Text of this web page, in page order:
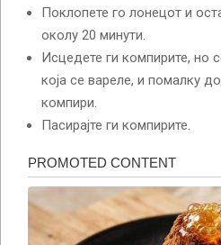
Поклопете го лонецот и
околу 20 минути.
Исцедете ги компирите, но
која се вареле, и помалку
компири.
Пасирајте ги компирите.